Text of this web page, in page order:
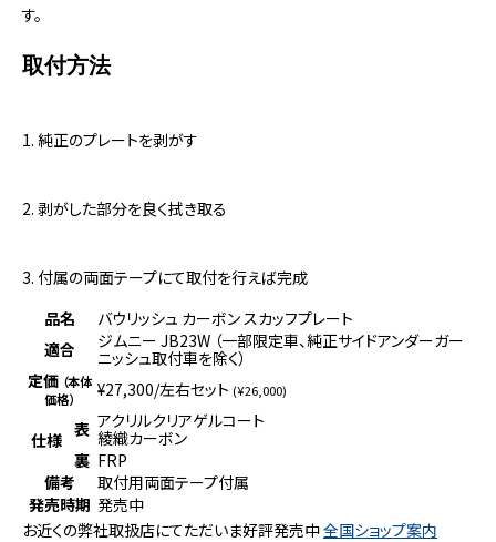
す。
取付方法
1. 純正のプレートを剥がす
2. 剥がした部分を良く拭き取る
3. 付属の両面テープにて取付を行えば完成
品名
バウリッシュ カーボン スカッフプレート
適合
ジムニー JB23W （一部限定車、純正サイドアンダーガー
ニッシュ取付車を除く）
定価 （本体
価格）
¥27,300/左右セット (¥26,000)
仕様 表 アクリルクリアゲルコート
綾織カーボン
裏 FRP
備考
取付用両面テープ付属
発売時期 発売中
お近くの弊社取扱店にてただいま好評発売中全国ショップ案内